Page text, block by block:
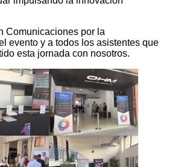
Comunicaciones por la
evento y a todos los asistentes que
esta jornada con nosotros.